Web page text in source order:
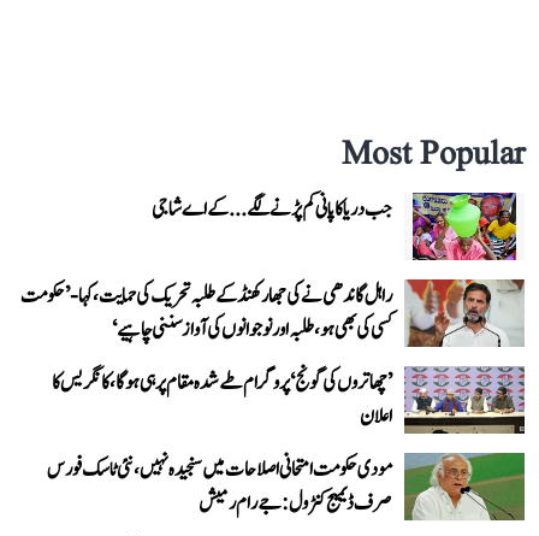
Most Popular
جب دریا کا پانی کم پڑنے لگے...کے اے شاجی
راہل گاندھی نے کی جھارکھنڈ کے طلبہ تحریک کی حمایت، کہا- ’حکومت
کسی کی بھی ہو، طلبہ اور نوجوانوں کی آواز سننی چاہیے‘
’چھاتروں کی گونج‘ پروگرام طے شدہ مقام پر ہی ہوگا، کانگریس کا
اعلان
مودی حکومت امتحانی اصلاحات میں سنجیدہ نہیں، نئی ٹاسک فورس
صرف ڈیمیج کنٹرول: جے رام رمیش